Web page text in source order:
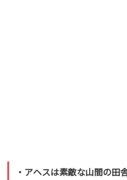
・アヘスは素敵な山間の田